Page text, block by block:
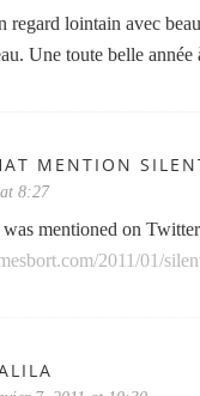
regard lointain avec
Une toute belle
MENTION
8:27
mentioned on Twitter
2011/01/